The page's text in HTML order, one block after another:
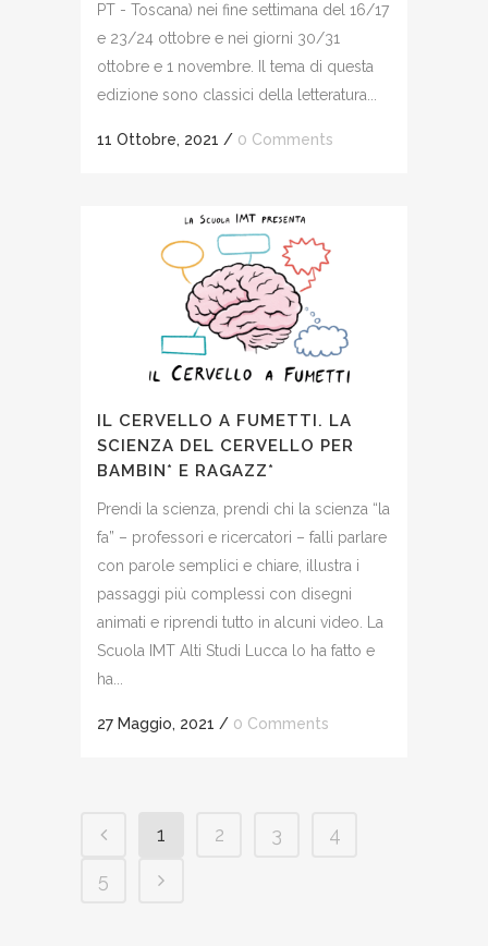
PT - Toscana) nei fine settimana del 16/17
e 23/24 ottobre e nei giorni 30/31
ottobre e 1 novembre. Il tema di questa
edizione sono classici della letteratura...
11 Ottobre, 2021 / 0 Comments
IL CERVELLO A FUMETTI. LA
SCIENZA DEL CERVELLO PER
BAMBIN* E RAGAZZ*
Prendi la scienza, prendi chi la scienza “la
fa” – professori e ricercatori – falli parlare
con parole semplici e chiare, illustra i
passaggi più complessi con disegni
animati e riprendi tutto in alcuni video. La
Scuola IMT Alti Studi Lucca lo ha fatto e
ha...
27 Maggio, 2021 / 0 Comments
1 2 3
4
5